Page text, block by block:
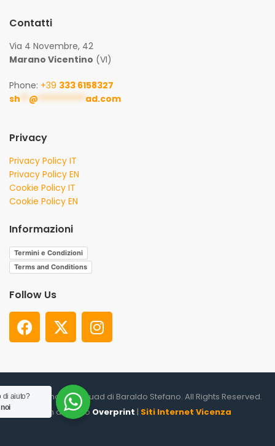
Contatti
Via 4 Novembre, 42
Marano Vicentino (VI)
Phone: +39 333 6158327
sh ** @ *********** ad.com
Privacy
Privacy Policy IT
Privacy Policy EN
Cookie Policy IT
Cookie Policy EN
Informazioni
Termini e Condizioni
Terms and Conditions
Follow Us
© 2026. Shooter Squad di Baraldo Stefano. All Rights Reserved.
un altro sito Overprint | Siti Internet Vicenza
di aiuto?